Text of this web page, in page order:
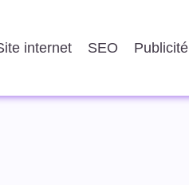
internet SEO Publicité